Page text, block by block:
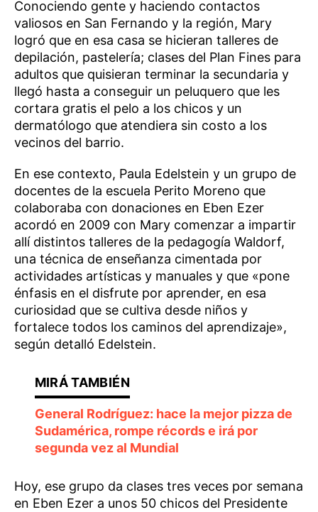
Conociendo gente y haciendo contactos
valiosos en San Fernando y la región, Mary
logró que en esa casa se hicieran talleres de
depilación, pastelería; clases del Plan Fines para
adultos que quisieran terminar la secundaria y
llegó hasta a conseguir un peluquero que les
cortara gratis el pelo a los chicos y un
dermatólogo que atendiera sin costo a los
vecinos del barrio.
En ese contexto, Paula Edelstein y un grupo de
docentes de la escuela Perito Moreno que
colaboraba con donaciones en Eben Ezer
acordó en 2009 con Mary comenzar a impartir
allí distintos talleres de la pedagogía Waldorf,
una técnica de enseñanza cimentada por
actividades artísticas y manuales y que «pone
énfasis en el disfrute por aprender, en esa
curiosidad que se cultiva desde niños y
fortalece todos los caminos del aprendizaje»,
según detalló Edelstein.
General Rodríguez: hace la mejor pizza de
Sudamérica, rompe récords e irá por
segunda vez al Mundial
Hoy, ese grupo da clases tres veces por semana
en Eben Ezer a unos 50 chicos del Presidente